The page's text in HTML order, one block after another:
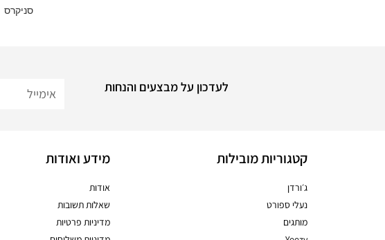
סניקרס
לעדכון על מבצעים והנחות
קטגוריות מובילות
ג׳ורדן
נעלי ספורט
מותגים
מידע ואודות
אודות
שאלות תשובות
מדיניות פרטיות